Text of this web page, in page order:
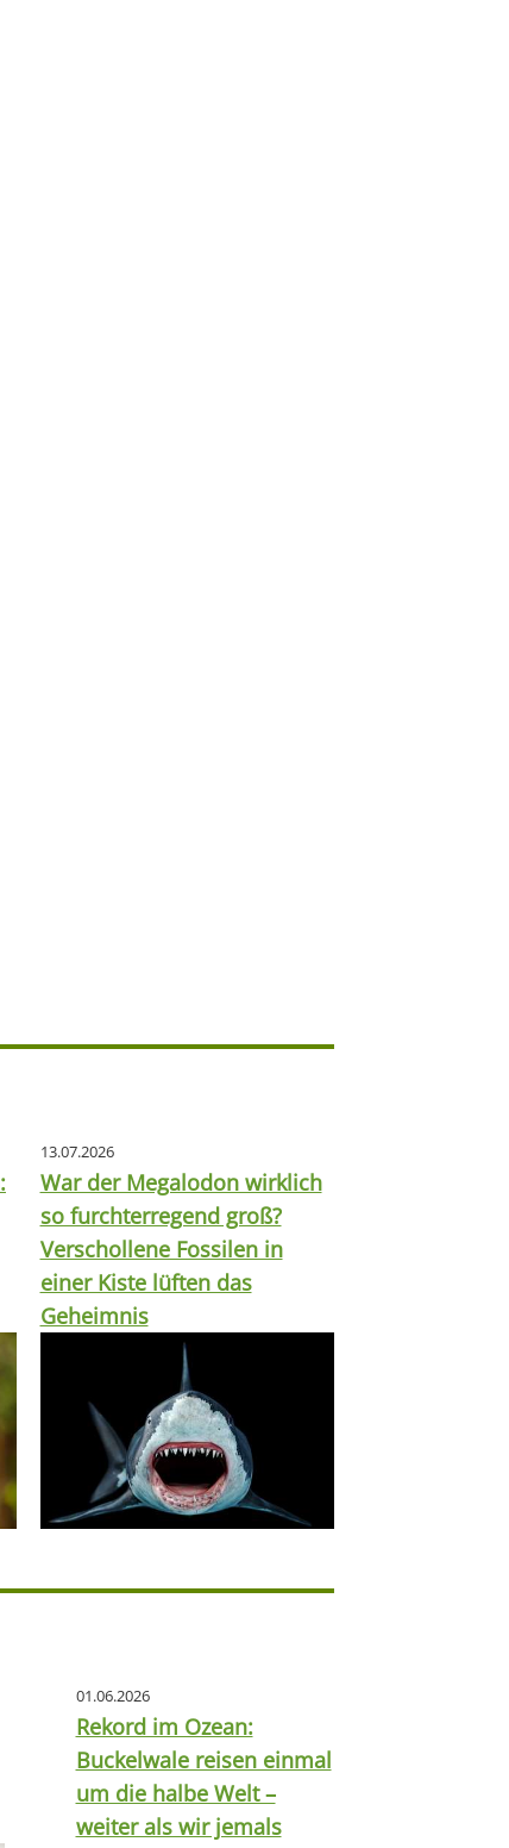
13.07.2026
War der Megalodon wirklich
so furchterregend groß?
Verschollene Fossilen in
einer Kiste lüften das
Geheimnis
01.06.2026
Rekord im Ozean:
Buckelwale reisen einmal
um die halbe Welt –
weiter als wir jemals